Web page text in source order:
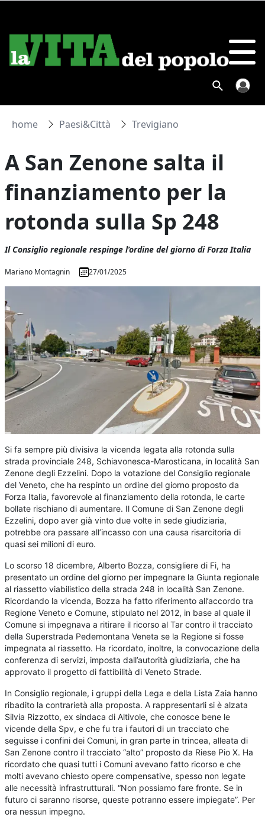
home Paesi&Città Trevigiano
A San Zenone salta il
finanziamento per la
rotonda sulla Sp 248
Il Consiglio regionale respinge l’ordine del giorno di Forza Italia
Mariano Montagnin 27/01/2025
Si fa sempre più divisiva la vicenda legata alla rotonda sulla
strada provinciale 248, Schiavonesca-Marosticana, in località San
Zenone degli Ezzelini. Dopo la votazione del Consiglio regionale
del Veneto, che ha respinto un ordine del giorno proposto da
Forza Italia, favorevole al finanziamento della rotonda, le carte
bollate rischiano di aumentare. Il Comune di San Zenone degli
Ezzelini, dopo aver già vinto due volte in sede giudiziaria,
potrebbe ora passare all’incasso con una causa risarcitoria di
quasi sei milioni di euro.
Lo scorso 18 dicembre, Alberto Bozza, consigliere di Fi, ha
presentato un ordine del giorno per impegnare la Giunta regionale
al riassetto viabilistico della strada 248 in località San Zenone.
Ricordando la vicenda, Bozza ha fatto riferimento all’accordo tra
Regione Veneto e Comune, stipulato nel 2012, in base al quale il
Comune si impegnava a ritirare il ricorso al Tar contro il tracciato
della Superstrada Pedemontana Veneta se la Regione si fosse
impegnata al riassetto. Ha ricordato, inoltre, la convocazione della
conferenza di servizi, imposta dall’autorità giudiziaria, che ha
approvato il progetto di fattibilità di Veneto Strade.
In Consiglio regionale, i gruppi della Lega e della Lista Zaia hanno
ribadito la contrarietà alla proposta. A rappresentarli si è alzata
Silvia Rizzotto, ex sindaca di Altivole, che conosce bene le
vicende della Spv, e che fu tra i fautori di un tracciato che
seguisse i confini dei Comuni, in gran parte in trincea, alleata di
San Zenone contro il tracciato “alto” proposto da Riese Pio X. Ha
ricordato che quasi tutti i Comuni avevano fatto ricorso e che
molti avevano chiesto opere compensative, spesso non legate
alle necessità infrastrutturali. “Non possiamo fare fronte. Se in
futuro ci saranno risorse, queste potranno essere impiegate”. Per
ora nessun impegno.